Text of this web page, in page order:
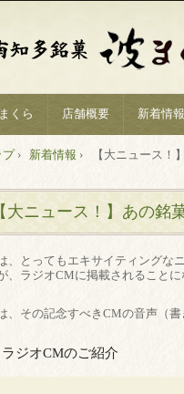
くら 店舗概要 新着情報
プ› 新着情報 › 【大ニュース！
【大ニュース！】あの銘
、とってもエキサイティングな
、ラジオCMに掲載されることに
、その記念すべきCMの音声（
ラジオCMのご紹介